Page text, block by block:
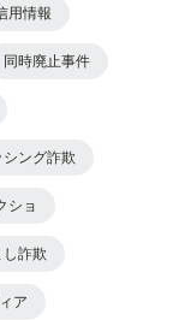
用情報
同時廃止事件
シング詐欺
ショ
詐欺
ア